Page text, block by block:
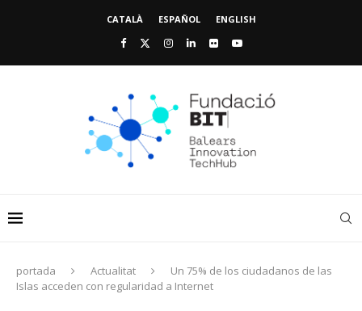
CATALÀ ESPAÑOL ENGLISH
portada Actualitat
Un 75% de los ciudadanos de las
Islas acceden con regularidad a Internet